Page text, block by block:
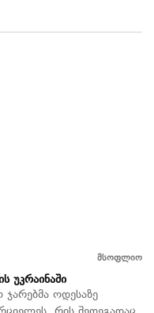
მსოფლიო
უკრაინაში
ოდესაზე